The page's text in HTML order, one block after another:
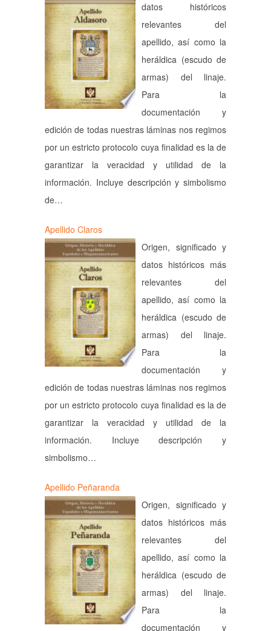
datos históricos
relevantes del
apellido, así como la
heráldica (escudo de
armas) del linaje.
Para la
documentación y
edición de todas nuestras láminas nos regimos
por un estricto protocolo cuya finalidad es la de
garantizar la veracidad y utilidad de la
información. Incluye descripción y simbolismo
de…
Apellido Claros
Origen, significado y
datos históricos más
relevantes del
apellido, así como la
heráldica (escudo de
armas) del linaje.
Para la
documentación y
edición de todas nuestras láminas nos regimos
por un estricto protocolo cuya finalidad es la de
garantizar la veracidad y utilidad de la
información. Incluye descripción y
simbolismo…
Apellido Peñaranda
Origen, significado y
datos históricos más
relevantes del
apellido, así como la
heráldica (escudo de
armas) del linaje.
Para la
documentación y